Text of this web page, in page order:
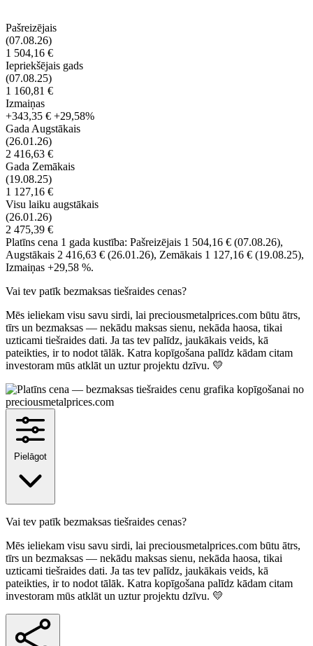
Pašreizējais
(07.08.26)
1 504,16 €
Iepriekšējais gads
(07.08.25)
1 160,81 €
Izmaiņas
+343,35 € +29,58%
Gada Augstākais
(26.01.26)
2 416,63 €
Gada Zemākais
(19.08.25)
1 127,16 €
Visu laiku augstākais
(26.01.26)
2 475,39 €
Platīns cena 1 gada kustība: Pašreizējais 1 504,16 € (07.08.26),
Augstākais 2 416,63 € (26.01.26), Zemākais 1 127,16 € (19.08.25),
Izmaiņas +29,58 %.
Vai tev patīk bezmaksas tiešraides cenas?
Mēs ieliekam visu savu sirdi, lai preciousmetalprices.com būtu ātrs,
tīrs un bezmaksas — nekādu maksas sienu, nekāda haosa, tikai
uzticami tiešraides dati. Ja tas tev palīdz, jaukākais veids, kā
pateikties, ir to nodot tālāk. Katra kopīgošana palīdz kādam citam
investoram mūs atklāt un uztur projektu dzīvu. 💛
Pielāgot
Vai tev patīk bezmaksas tiešraides cenas?
Mēs ieliekam visu savu sirdi, lai preciousmetalprices.com būtu ātrs,
tīrs un bezmaksas — nekādu maksas sienu, nekāda haosa, tikai
uzticami tiešraides dati. Ja tas tev palīdz, jaukākais veids, kā
pateikties, ir to nodot tālāk. Katra kopīgošana palīdz kādam citam
investoram mūs atklāt un uztur projektu dzīvu. 💛